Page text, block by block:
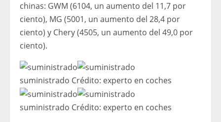
chinas: GWM (6104, un aumento del 11,7 por
ciento), MG (5001, un aumento del 28,4 por
ciento) y Chery (4505, un aumento del 49,0 por
ciento).
suministrado Crédito: experto en coches
suministrado Crédito: experto en coches